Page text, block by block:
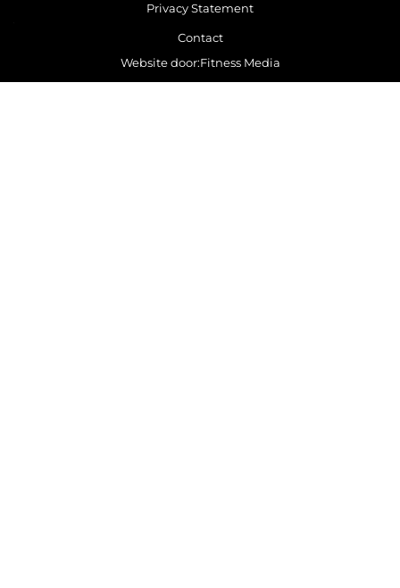
Privacy Statement
Contact
Website door:Fitness Media